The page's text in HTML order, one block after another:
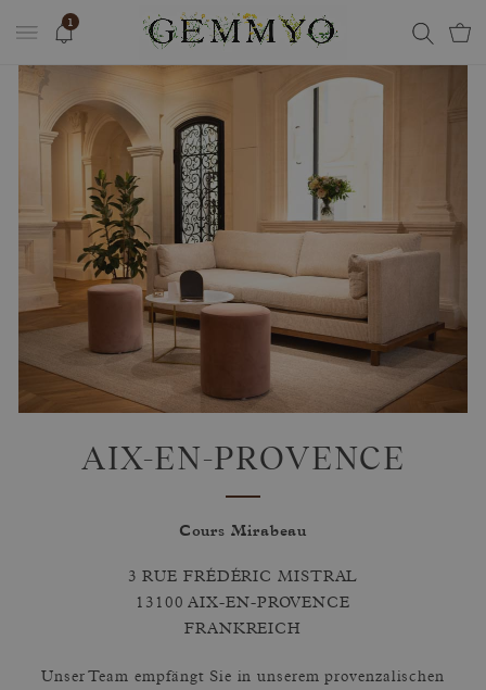
1
AIX-EN-PROVENCE
Cours Mirabeau
3 RUE FRÉDÉRIC MISTRAL
13100 AIX-EN-PROVENCE
FRANKREICH
Unser Team empfängt Sie in unserem provenzalischen